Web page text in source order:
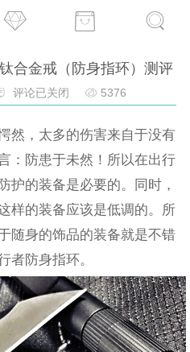
合金戒（防身指环）测评
评论已关闭 5376
然，太多的伤害来自于没有
：防患于未然！所以在出行
护的装备是必要的。同时，
样的装备应该是低调的。所
随身的饰品的装备就是不错
者防身指环。